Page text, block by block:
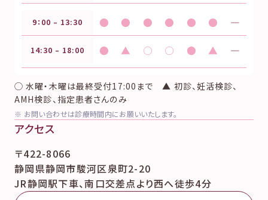
9：00 – 13:30 ● ● ● ● ● ● ―
14:30 – 18:00 ● ▲ ○ ○ ● ▲ ―
◯ 水曜・木曜は最終受付17:00まで ▲ 初診、妊活検診、
AMH検診、指定患者さんのみ
※ お問い合わせは診療時間内にお願いいたします。
アクセス
〒422-8066
静岡県静岡市駿河区泉町2-20
JR静岡駅下車、南口交差点より西へ徒歩4分